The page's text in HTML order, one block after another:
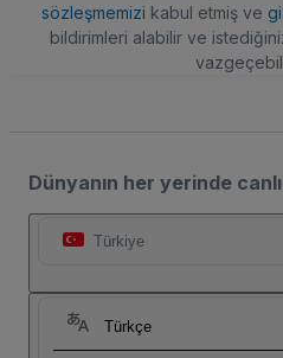
sözleşmemizi kabul etmiş ve
bildirimleri alabilir ve
Dünyanın her yerinde
Türkiye
Türkçe